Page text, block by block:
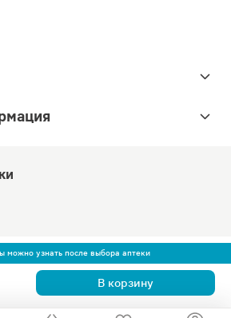
можно узнать после выбора аптеки
В корзину
России бесплатный
«Магнит».